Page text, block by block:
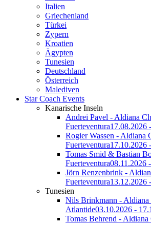
Italien
Griechenland
Türkei
Zypern
Kroatien
Ägypten
Tunesien
Deutschland
Österreich
Malediven
Star Coach Events
Kanarische Inseln
Andrei Pavel - Aldiana
Fuerteventura17.08.2026
Rogier Wassen - Aldiana
Fuerteventura17.10.2026
Tomas Smid & Bastian
Fuerteventura08.11.2026
Jörn Renzenbrink -
Fuerteventura13.12.2026
Tunesien
Nils Brinkmann - Aldiana
Atlantide03.10.2026 -
Tomas Behrend -